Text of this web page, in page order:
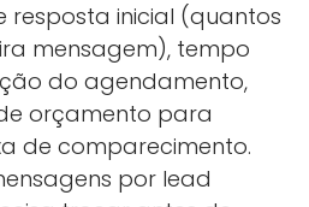
resposta inicial (quantos
mensagem), tempo
do agendamento,
orçamento para
de comparecimento.
por lead